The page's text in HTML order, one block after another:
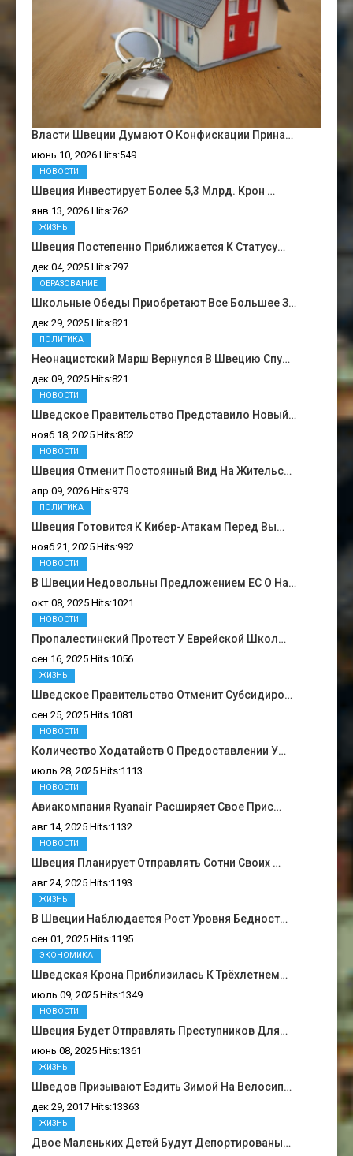
Власти Швеции Думают О Конфискации Прина…
июнь 10, 2026 Hits:549
Швеция Инвестирует Более 5,3 Млрд. Крон …
янв 13, 2026 Hits:762
НОВОСТИ
Швеция Постепенно Приближается К Статусу…
дек 04, 2025 Hits:797
ЖИЗНЬ
Школьные Обеды Приобретают Все Большее З…
дек 29, 2025 Hits:821
ОБРАЗОВАНИЕ
Неонацистский Марш Вернулся В Швецию Спу…
дек 09, 2025 Hits:821
ПОЛИТИКА
Шведское Правительство Представило Новый…
нояб 18, 2025 Hits:852
НОВОСТИ
Швеция Отменит Постоянный Вид На Жительс…
апр 09, 2026 Hits:979
НОВОСТИ
Швеция Готовится К Кибер-Атакам Перед Вы…
нояб 21, 2025 Hits:992
ПОЛИТИКА
В Швеции Недовольны Предложением ЕС О На…
окт 08, 2025 Hits:1021
НОВОСТИ
Пропалестинский Протест У Еврейской Школ…
сен 16, 2025 Hits:1056
НОВОСТИ
Шведское Правительство Отменит Субсидиро…
сен 25, 2025 Hits:1081
ЖИЗНЬ
Количество Ходатайств О Предоставлении У…
июль 28, 2025 Hits:1113
НОВОСТИ
Авиакомпания Ryanair Расширяет Свое Прис…
авг 14, 2025 Hits:1132
НОВОСТИ
Швеция Планирует Отправлять Сотни Своих …
авг 24, 2025 Hits:1193
НОВОСТИ
В Швеции Наблюдается Рост Уровня Бедност…
сен 01, 2025 Hits:1195
ЖИЗНЬ
Шведская Крона Приблизилась К Трёхлетнем…
июль 09, 2025 Hits:1349
ЭКОНОМИКА
Швеция Будет Отправлять Преступников Для…
июнь 08, 2025 Hits:1361
НОВОСТИ
Шведов Призывают Ездить Зимой На Велосип…
дек 29, 2017 Hits:13363
ЖИЗНЬ
Двое Маленьких Детей Будут Депортированы…
ЖИЗНЬ